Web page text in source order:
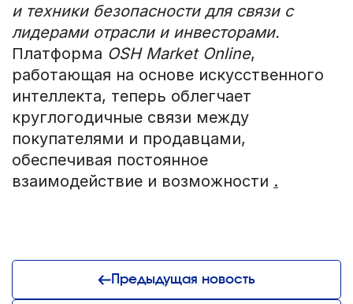
и техники безопасности для связи с
лидерами отрасли и инвесторами.
Платформа OSH Market Online,
работающая на основе искусственного
интеллекта, теперь облегчает
круглогодичные связи между
покупателями и продавцами,
обеспечивая постоянное
взаимодействие и возможности .
Предыдущая новость